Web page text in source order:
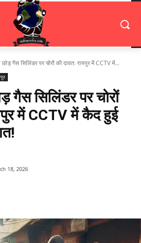
गैस सिलिंडर पर चोरों की दावत: रायपुर में CCTV में...
गैस सिलिंडर पर चोरों
में CCTV में कैद हुई
18, 2026